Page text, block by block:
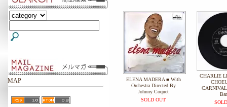
MAP
ELENA MADERA ■ With
Orchestra Directed By
Johnny Coquet
SOLD OUT
CHARLIE